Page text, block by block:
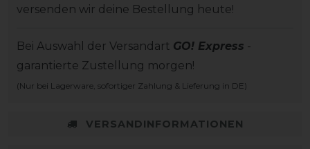
versenden wir deine Bestellung heute!
Bei Auswahl der Versandart GO! Express -
garantierte Zustellung morgen!
(Nur bei Lagerware, sofortiger Zahlung & Lieferung in DE)
VERSANDINFORMATIONEN